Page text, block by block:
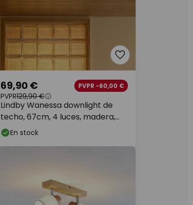
Lindby Wanessa downlight de
techo, 67cm, 4 luces, madera,
blanco, E14
69,90 € PVPR -60,00 €
PVPR129,90 €
En stock